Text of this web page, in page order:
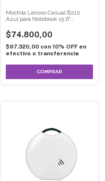
Mochila Lenovo Casual B210
Azul para Notebook 15.6"
$74.800,00
$67.320,00 con 10% OFF en
efectivo o transferencia